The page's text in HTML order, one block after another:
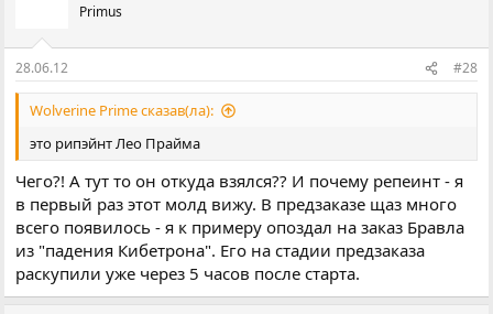
Primus
28.06.12 #28
Wolverine Prime сказав(ла):
это рипэйнт Лео Прайма
Чего?! А тут то он откуда взялся?? И почему репеинт - я
в первый раз этот молд вижу. В предзаказе щаз много
всего появилось - я к примеру опоздал на заказ Бравла
из "падения Кибетрона". Его на стадии предзаказа
раскупили уже через 5 часов после старта.